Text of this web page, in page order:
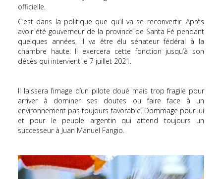
officielle.
C’est dans la politique que qu’il va se reconvertir. Après
avoir été gouverneur de la province de Santa Fé pendant
quelques années, il va être élu sénateur fédéral à la
chambre haute. Il exercera cette fonction jusqu’à son
décès qui intervient le 7 juillet 2021.
Il laissera l’image d’un pilote doué mais trop fragile pour
arriver à dominer ses doutes ou faire face à un
environnement pas toujours favorable. Dommage pour lui
et pour le peuple argentin qui attend toujours un
successeur à Juan Manuel Fangio.